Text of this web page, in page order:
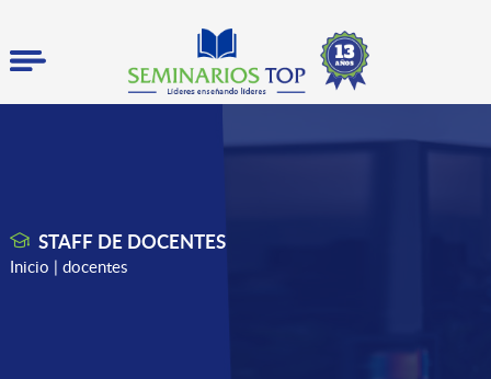
STAFF DE DOCENTES
Inicio | docentes